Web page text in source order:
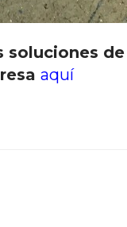
soluciones
aquí